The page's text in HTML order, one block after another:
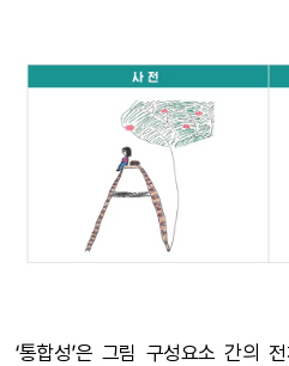
‘통합성’은 그림 구성요소 간의